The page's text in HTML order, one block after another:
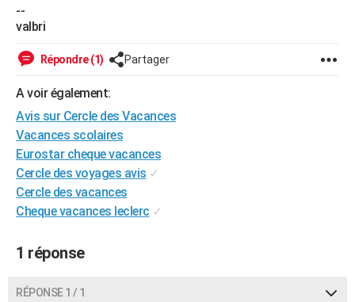
BONS PLANS
CARTE DE VOEUX
Carte de Noël
Carte Bonne année
Carte Saint-Valentin
Carte Pâques
Carte d'anniversaire
DICTIONNAIRE
Dictionnaire
Biographies
Citations
Expressions
Proverbes
PROGRAMME TV
S'inscrire
Se connecter
Lycées
Collèges
Primaires
Universités
Entreprises
Service militaire
Avis de recherche
AVIS DE DÉCÈS
FORUM
--
valbri
Répondre (1) Partager
A voir également:
Avis sur Cercle des Vacances
Vacances scolaires
Eurostar cheque vacances
Cercle des voyages avis ✓
Cercle des vacances
Cheque vacances leclerc ✓
1 réponse
RÉPONSE 1 / 1